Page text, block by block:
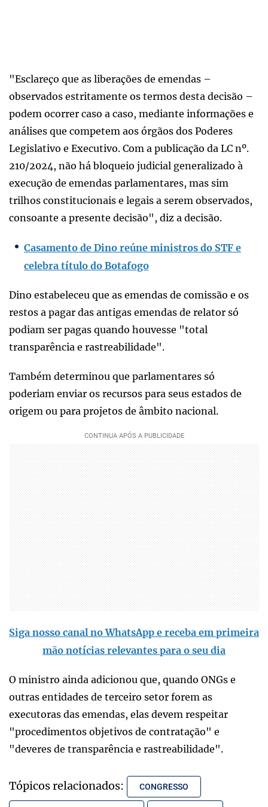
"Esclareço que as liberações de emendas –
observados estritamente os termos desta decisão –
podem ocorrer caso a caso, mediante informações e
análises que competem aos órgãos dos Poderes
Legislativo e Executivo. Com a publicação da LC nº.
210/2024, não há bloqueio judicial generalizado à
execução de emendas parlamentares, mas sim
trilhos constitucionais e legais a serem observados,
consoante a presente decisão", diz a decisão.
Casamento de Dino reúne ministros do STF e
celebra título do Botafogo
Dino estabeleceu que as emendas de comissão e os
restos a pagar das antigas emendas de relator só
podiam ser pagas quando houvesse "total
transparência e rastreabilidade".
Também determinou que parlamentares só
poderiam enviar os recursos para seus estados de
origem ou para projetos de âmbito nacional.
Siga nosso canal no WhatsApp e receba em primeira
mão notícias relevantes para o seu dia
O ministro ainda adicionou que, quando ONGs e
outras entidades de terceiro setor forem as
executoras das emendas, elas devem respeitar
"procedimentos objetivos de contratação" e
"deveres de transparência e rastreabilidade".
Tópicos relacionados: CONGRESSO